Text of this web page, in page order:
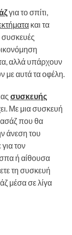
για το σπίτι,
και τα
συσκευές
αλλά υπάρχουν
με αυτά τα οφέλη.
συσκευής
Με μια συσκευή
που θα
άνεση του
τον
ή αίθουσα
τη συσκευή
μέσα σε λίγα